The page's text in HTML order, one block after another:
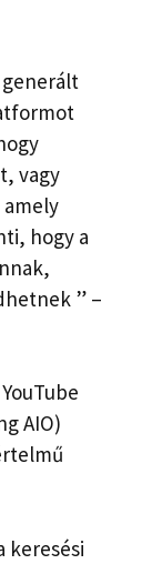
vagy
hogy a
” –
AIO)
keresési